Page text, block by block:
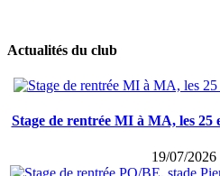
Actualités du club
Stage de rentrée MI à MA, les 25
19/07/2026